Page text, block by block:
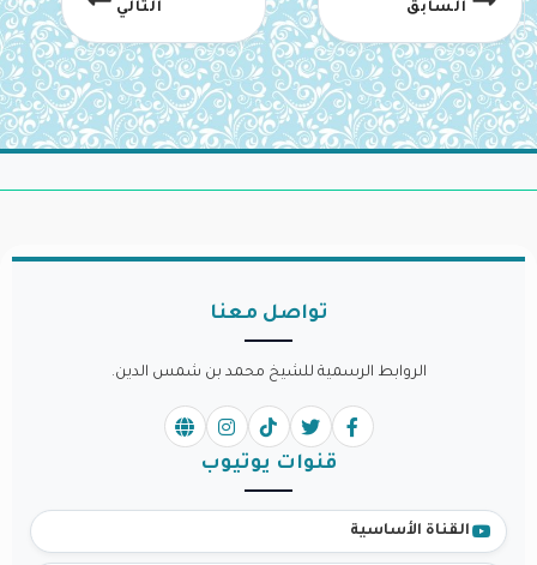
السابق التالي
تواصل معنا
الروابط الرسمية للشيخ محمد بن شمس الدين.
قنوات يوتيوب
القناة الأساسية